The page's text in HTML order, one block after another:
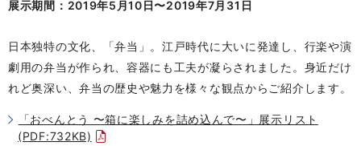
展示期間：2019年5月10日〜2019年7月31日
日本独特の文化、「弁当」。江戸時代に大いに発達し、行楽や演
劇用の弁当が作られ、容器にも工夫が凝らされました。身近だけ
れど奥深い、弁当の歴史や魅力を様々な観点からご紹介します。
「おべんとう 〜箱に楽しみを詰め込んで〜」展示リスト
(PDF:732KB)